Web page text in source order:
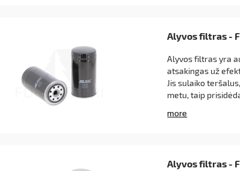
Pjovimo juosta GB Titanium 75cm
S.C. - FFU2-25-80XV
Alyvos filtras -
Alyvos filtras yra
atsakingas už
Jis sulaiko
metu, taip
Alyvos filtras -